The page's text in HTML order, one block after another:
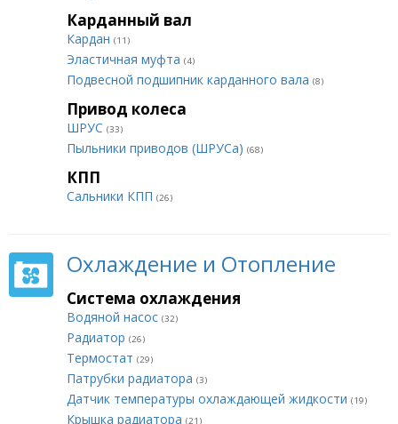
Карданный вал
Кардан (11)
Эластичная муфта (4)
Подвесной подшипник карданного вала (8)
Привод колеса
ШРУС (33)
Пыльники приводов (ШРУСа) (68)
КПП
Сальники КПП (26)
Охлаждение и Отопление
Система охлаждения
Водяной насос (32)
Радиатор (26)
Термостат (29)
Патрубки радиатора (3)
Датчик температуры охлаждающей жидкости (19)
Крышка радиатора (21)